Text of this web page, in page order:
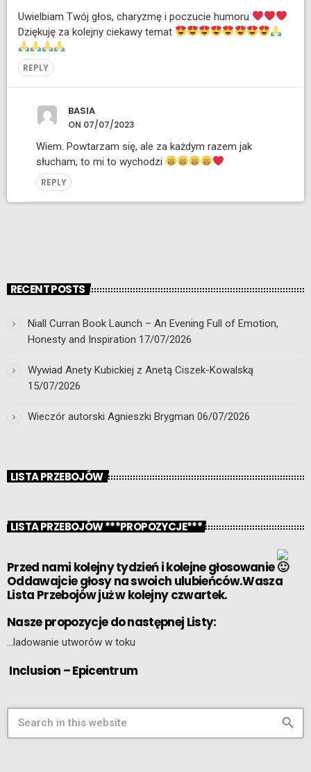
Uwielbiam Twój głos, charyzmę i poczucie humoru
Dziękuję za kolejny ciekawy temat
REPLY
BASIA
ON 07/07/2023
Wiem. Powtarzam się, ale za każdym razem jak
słucham, to mi to wychodzi
REPLY
RECENT POSTS
Niall Curran Book Launch – An Evening Full of Emotion,
Honesty and Inspiration 17/07/2026
Wywiad Anety Kubickiej z Anetą Ciszek-Kowalską
15/07/2026
Wieczór autorski Agnieszki Brygman 06/07/2026
LISTA PRZEBOJÓW
LISTA PRZEBOJÓW ***PROPOZYCJE***
Przed nami kolejny tydzień i kolejne głosowanie
Oddawajcie głosy na swoich ulubieńców.Wasza
Lista Przebojów już w kolejny czwartek.
Nasze propozycje do następnej Listy:
…ladowanie utworów w toku
Inclusion – Epicentrum
search